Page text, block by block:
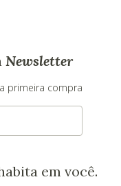
Newsletter
primeira compra
em você.